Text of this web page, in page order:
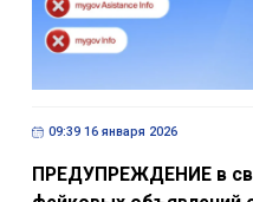
09:39 16 января 2026
ПРЕДУПРЕЖДЕНИЕ в